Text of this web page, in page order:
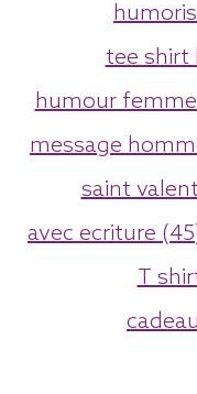
tee shirt
humour
message
saint
avec ecriture
T